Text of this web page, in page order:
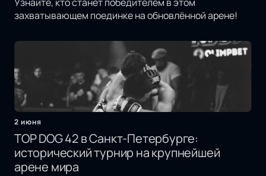
Узнайте, кто станет победителем в этом
захватывающем поединке на обновлённой арене!
2 июня
TOP DOG 42 в Санкт-Петербурге:
исторический турнир на крупнейшей
арене мира